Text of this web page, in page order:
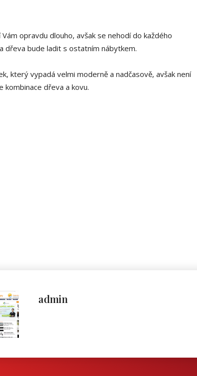
opravdu dlouho, avšak se nehodí do každého
dřeva bude ladit s ostatním nábytkem.
který vypadá velmi moderně a nadčasově, avšak není
dřeva a kovu.
admin